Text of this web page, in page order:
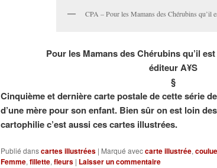
CPA – Pour les Mamans des Chérubins qu’il
Pour les Mamans des Chérubins qu’il
éditeur A¥S
§
Cinquième et dernièrecarte postale de cette série
d’une mère pour son enfant. Bien sûr on est loin
cartophilie c’est aussi ces cartes illustrées.
Publié danscartes illustrées | Marqué aveccarte illustrée,
Femme,fillette,fleurs | Laisser un commentaire